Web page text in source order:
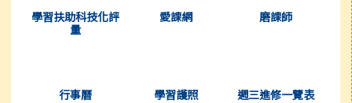
學習扶助科技化評
量
愛課網 磨課師
行事曆 學習護照 週三進修一覽表